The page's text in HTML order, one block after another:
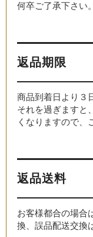
何卒ご了承下さい。
返品期限
商品到着日より３
それを過ぎますと
くなりますので、
返品送料
お客様都合の場合
換、誤品配送交換